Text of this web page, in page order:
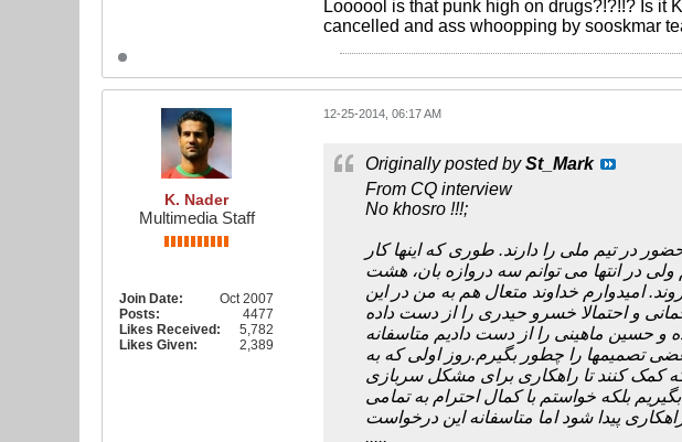
Loooool is that punk high on drugs?!?!!? Is it
cancelled and ass whoopping by sooskmar
K. Nader
Multimedia Staff
Join Date:
Oct 2007
Posts:
4477
Likes Received:
5,782
Likes Given:
2,389
12-25-2014, 06:17 AM
Originally posted bySt_Mark
From CQ interview
No khosro !!!;
در انتها می توانم سه دروازه بان، هشت
امیدوارم خداوند متعال هم به من در این
و احتمالا خسرو حیدری را از دست داده
و حسین ماهینی را از دست دادیم متاسفانه
تصمیمها را چطور بگیرم.روز اولی که به
کمک کنند تا راهکاری برای مشکل سربازی
بگیریم بلکه خواستم با کمال احترام به تمامی
.....